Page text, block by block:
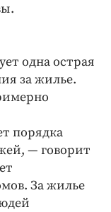
одна острая
за жилье.
порядка
— говорит
За жилье